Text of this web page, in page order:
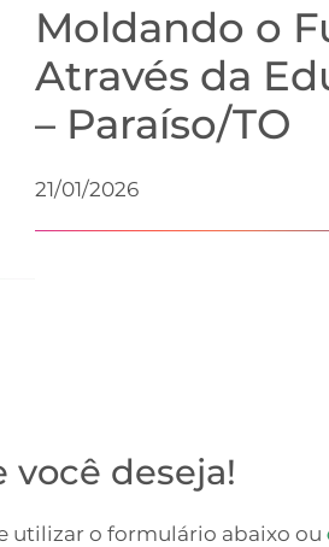
Moldando o
Através da
– Paraíso/TO
21/01/2026
você deseja!
utilizar o formulário abaixo ou